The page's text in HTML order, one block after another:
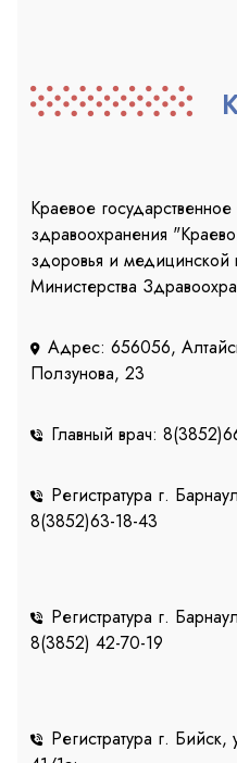
Краевое
здравоохранения
здоровья и медицинской
Министерства
Адрес: 656056,
Ползунова, 23
Главный врач:
Регистратура г.
8(3852)63-18-43
Регистратура г.
8(3852) 42-70-19
Регистратура г.